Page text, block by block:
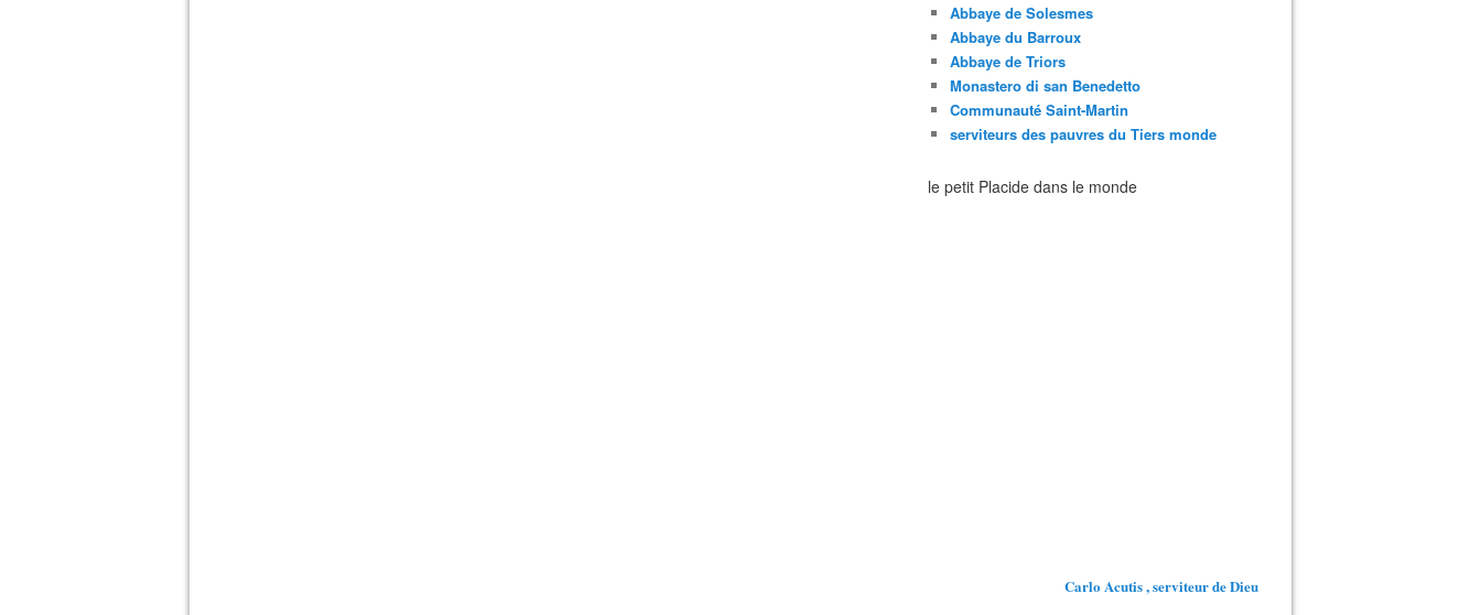
Abbaye de Solesmes
Abbaye du Barroux
Abbaye de Triors
Monastero di san Benedetto
Communauté Saint-Martin
serviteurs des pauvres du Tiers monde
le petit Placide dans le monde
Carlo Acutis , serviteur de Dieu